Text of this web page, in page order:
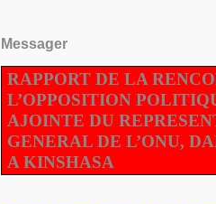
Messager
RAPPORT DE LA
L’OPPOSITION
AJOINTE DU
GENERAL DE L’ONU,
A KINSHASA